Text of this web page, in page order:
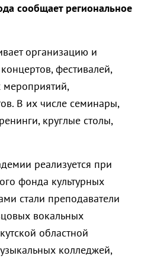
сообщает региональное
организацию и
фестивалей,
мероприятий,
В их числе семинары,
круглые столы,
реализуется при
фонда культурных
стали преподаватели
вокальных
областной
колледжей,